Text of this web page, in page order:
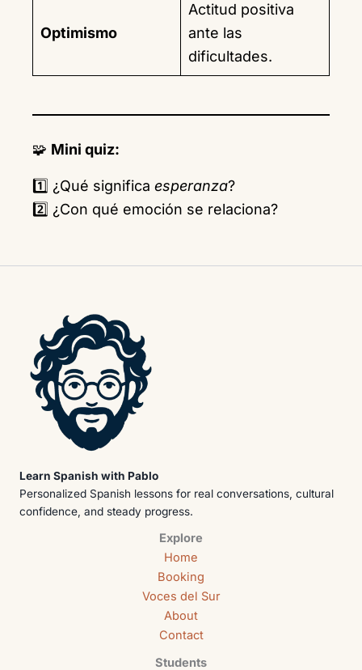
Optimismo
Actitud positiva
ante las
dificultades.
🧩 Mini quiz:
1️⃣ ¿Qué significa esperanza?
2️⃣ ¿Con qué emoción se relaciona?
Learn Spanish with Pablo
Personalized Spanish lessons for real conversations, cultural
confidence, and steady progress.
Explore
Home
Booking
Voces del Sur
About
Contact
Students